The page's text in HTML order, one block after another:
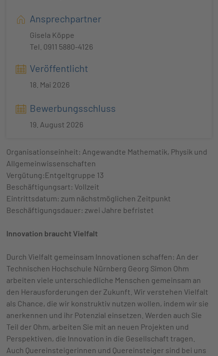
Ansprechpartner
Gisela Köppe
Tel. 0911 5880-4126
Veröffentlicht
18. Mai 2026
Bewerbungsschluss
19. August 2026
Organisationseinheit: Angewandte Mathematik, Physik und
Allgemeinwissenschaften
Vergütung:Entgeltgruppe 13
Beschäftigungsart: Vollzeit
Eintrittsdatum: zum nächstmöglichen Zeitpunkt
Beschäftigungsdauer: zwei Jahre befristet
Innovation braucht Vielfalt
Durch Vielfalt gemeinsam Innovationen schaffen: An der
Technischen Hochschule Nürnberg Georg Simon Ohm
arbeiten viele unterschiedliche Menschen gemeinsam an
den Herausforderungen der Zukunft. Wir verstehen Vielfalt
als Chance, die wir konstruktiv nutzen wollen, indem wir sie
anerkennen und ihr Potenzial einsetzen. Werden auch Sie
Teil der Ohm, arbeiten Sie mit an neuen Projekten und
Perspektiven, die Innovation in die Gesellschaft tragen.
Auch Quereinsteigerinnen und Quereinsteiger sind bei uns